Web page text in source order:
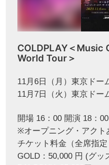
COLDPLAY＜Music
World Tour＞
11月6日（月）東京ドー
11月7日（火）東京ドー
開場 16：00 開演 18：00
※オープニング・アクト
チケット料金（全席指定
GOLD：50,000 円 (グッ